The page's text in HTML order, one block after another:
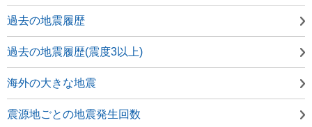
過去の地震履歴
過去の地震履歴(震度3以上)
海外の大きな地震
震源地ごとの地震発生回数